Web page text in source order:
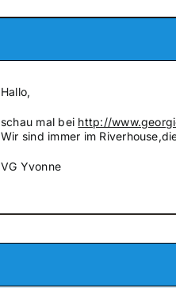
Hallo,
schau mal bei http://
Wir sind immer im
VG Yvonne